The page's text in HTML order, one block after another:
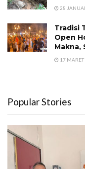
28
Tradisi
Open
Makna,
17
Popular Stories